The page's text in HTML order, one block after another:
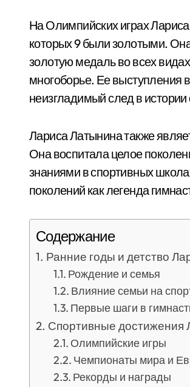
На Олимпийских играх
которых 9 были золотыми.
золотую медаль во всех
многоборье. Ее выступления
неизгладимый след в истории
Лариса Латынина также
Она воспитала целое
знаниями в спортивных
поколений как легенда
Содержание
Ранние годы и детство
Рождение и семья
Влияние семьи на
Первые шаги в
Спортивные достижения
Олимпийские игры
Чемпионаты мира и
Рекорды и награды